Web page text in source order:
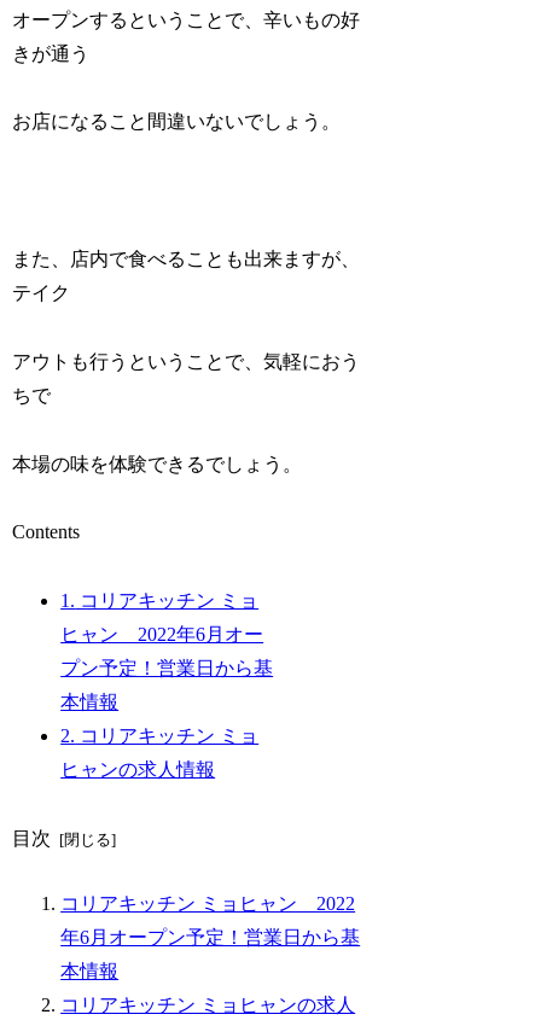
オープンするということで、辛いもの好
きが通う
お店になること間違いないでしょう。
また、店内で食べることも出来ますが、
テイク
アウトも行うということで、気軽におう
ちで
本場の味を体験できるでしょう。
Contents
1. コリアキッチン ミョ
ヒャン 2022年6月オー
プン予定！営業日から基
本情報
2. コリアキッチン ミョ
ヒャンの求人情報
目次
コリアキッチン ミョヒャン 2022
年6月オープン予定！営業日から基
本情報
コリアキッチン ミョヒャンの求人